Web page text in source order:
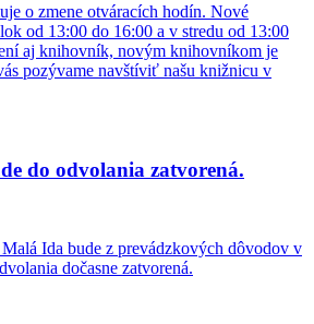
o zmene otváracích hodín. Nové
od 13:00 do 16:00 a v stredu od 13:00
aj knihovník, novým knihovníkom je
pozývame navštíviť našu knižnicu v
do odvolania zatvorená.
Ida bude z prevádzkových dôvodov v
dočasne zatvorená.